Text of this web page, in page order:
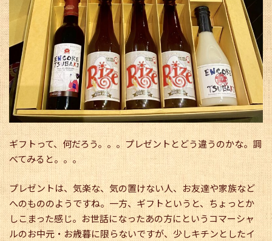
ギフトって、何だろう。。。プレゼントとどう違うのかな。調
べてみると。。。
プレゼントは、気楽な、気の置けない人、お友達や家族など
へのもののようですね。一方、ギフトというと、ちょっとか
しこまった感じ。お世話になったあの方にというコマーシャ
ルのお中元・お歳暮に限らないですが、少しキチンとしたイ